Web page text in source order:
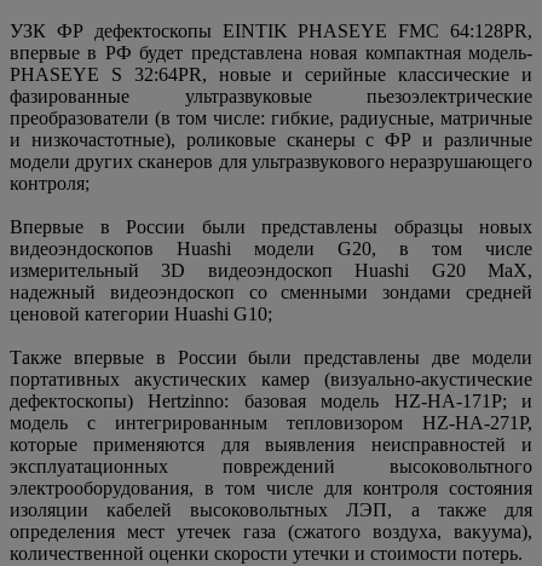
УЗК ФР дефектоскопы EINTIK PHASEYE FMC 64:128PR,
впервые в РФ будет представлена новая компактная модель-
PHASEYE S 32:64PR, новые и серийные классические и
фазированные ультразвуковые пьезоэлектрические
преобразователи (в том числе: гибкие, радиусные, матричные
и низкочастотные), роликовые сканеры с ФР и различные
модели других сканеров для ультразвукового неразрушающего
контроля;
Впервые в России были представлены образцы новых
видеоэндоскопов Huashi модели G20, в том числе
измерительный 3D видеоэндоскоп Huashi G20 MaX,
надежный видеоэндоскоп со сменными зондами средней
ценовой категории Huashi G10;
Также впервые в России были представлены две модели
портативных акустических камер (визуально-акустические
дефектоскопы) Hertzinno: базовая модель HZ-HA-171P; и
модель с интегрированным тепловизором HZ-HA-271P,
которые применяются для выявления неисправностей и
эксплуатационных повреждений высоковольтного
электрооборудования, в том числе для контроля состояния
изоляции кабелей высоковольтных ЛЭП, а также для
определения мест утечек газа (сжатого воздуха, вакуума),
количественной оценки скорости утечки и стоимости потерь.